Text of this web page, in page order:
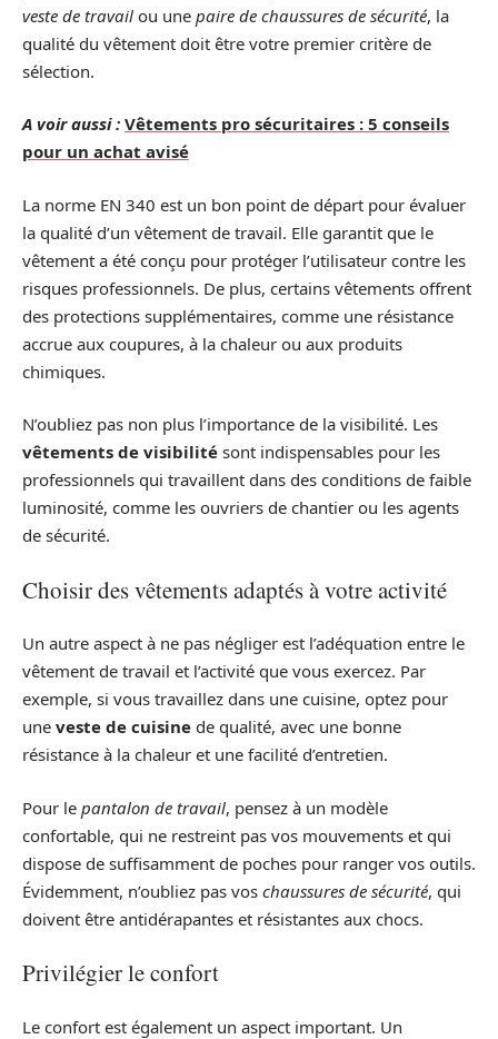
veste de travail ou une paire de chaussures de sécurité, la
qualité du vêtement doit être votre premier critère de
sélection.
A voir aussi : Vêtements pro sécuritaires : 5 conseils
pour un achat avisé
La norme EN 340 est un bon point de départ pour évaluer
la qualité d’un vêtement de travail. Elle garantit que le
vêtement a été conçu pour protéger l’utilisateur contre les
risques professionnels. De plus, certains vêtements offrent
des protections supplémentaires, comme une résistance
accrue aux coupures, à la chaleur ou aux produits
chimiques.
N’oubliez pas non plus l’importance de la visibilité. Les
vêtements de visibilité sont indispensables pour les
professionnels qui travaillent dans des conditions de faible
luminosité, comme les ouvriers de chantier ou les agents
de sécurité.
Choisir des vêtements adaptés à votre activité
Un autre aspect à ne pas négliger est l’adéquation entre le
vêtement de travail et l’activité que vous exercez. Par
exemple, si vous travaillez dans une cuisine, optez pour
une veste de cuisine de qualité, avec une bonne
résistance à la chaleur et une facilité d’entretien.
Pour le pantalon de travail, pensez à un modèle
confortable, qui ne restreint pas vos mouvements et qui
dispose de suffisamment de poches pour ranger vos outils.
Évidemment, n’oubliez pas vos chaussures de sécurité, qui
doivent être antidérapantes et résistantes aux chocs.
Privilégier le confort
Le confort est également un aspect important. Un